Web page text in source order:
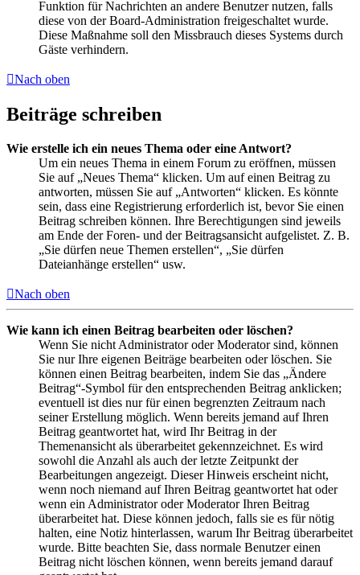
Funktion für Nachrichten an andere Benutzer nutzen, falls
diese von der Board-Administration freigeschaltet wurde.
Diese Maßnahme soll den Missbrauch dieses Systems durch
Gäste verhindern.
Nach oben
Beiträge schreiben
Wie erstelle ich ein neues Thema oder eine Antwort?
Um ein neues Thema in einem Forum zu eröffnen, müssen
Sie auf „Neues Thema“ klicken. Um auf einen Beitrag zu
antworten, müssen Sie auf „Antworten“ klicken. Es könnte
sein, dass eine Registrierung erforderlich ist, bevor Sie einen
Beitrag schreiben können. Ihre Berechtigungen sind jeweils
am Ende der Foren- und der Beitragsansicht aufgelistet. Z. B.
„Sie dürfen neue Themen erstellen“, „Sie dürfen
Dateianhänge erstellen“ usw.
Nach oben
Wie kann ich einen Beitrag bearbeiten oder löschen?
Wenn Sie nicht Administrator oder Moderator sind, können
Sie nur Ihre eigenen Beiträge bearbeiten oder löschen. Sie
können einen Beitrag bearbeiten, indem Sie das „Ändere
Beitrag“-Symbol für den entsprechenden Beitrag anklicken;
eventuell ist dies nur für einen begrenzten Zeitraum nach
seiner Erstellung möglich. Wenn bereits jemand auf Ihren
Beitrag geantwortet hat, wird Ihr Beitrag in der
Themenansicht als überarbeitet gekennzeichnet. Es wird
sowohl die Anzahl als auch der letzte Zeitpunkt der
Bearbeitungen angezeigt. Dieser Hinweis erscheint nicht,
wenn noch niemand auf Ihren Beitrag geantwortet hat oder
wenn ein Administrator oder Moderator Ihren Beitrag
überarbeitet hat. Diese können jedoch, falls sie es für nötig
halten, eine Notiz hinterlassen, warum Ihr Beitrag überarbeitet
wurde. Bitte beachten Sie, dass normale Benutzer einen
Beitrag nicht löschen können, wenn bereits jemand darauf